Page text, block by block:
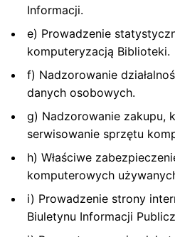
Informacji.
e) Prowadzenie
komputeryzacją Biblioteki.
f) Nadzorowanie
danych osobowych.
g) Nadzorowanie zakupu,
serwisowanie sprzętu
h) Właściwe
komputerowych
i) Prowadzenie strony
Biuletynu Informacji